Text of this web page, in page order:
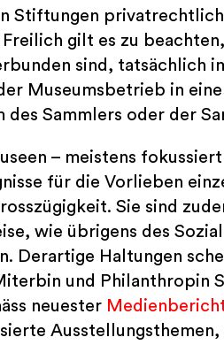
Stiftungen
gilt es zu
sind, tatsächlich
Museumsbetrieb in
des Sammlers oder der
– meistens
für die Vorlieben
Sie sind
wie übrigens des
Derartige Haltungen
und Philanthropin
neuester